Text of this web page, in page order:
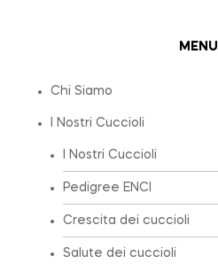
MENU
Chi Siamo
I Nostri Cuccioli
I Nostri Cuccioli
Pedigree ENCI
Crescita dei cuccioli
Salute dei cuccioli